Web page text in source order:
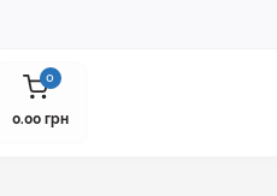
0
0.00 грн